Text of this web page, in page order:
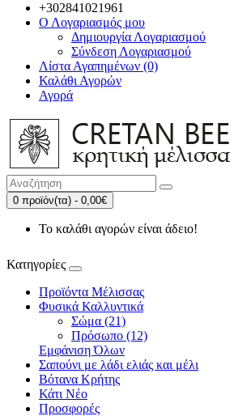
+302841021961
Ο Λογαριασμός μου
Δημιουργία Λογαριασμού
Σύνδεση Λογαριασμού
Λίστα Αγαπημένων (0)
Καλάθι Αγορών
Αγορά
0 προϊόν(τα) - 0,00€
Το καλάθι αγορών είναι άδειο!
Κατηγορίες
Προϊόντα Μέλισσας
Φυσικά Καλλυντικά
Σώμα (21)
Πρόσωπο (12)
Εμφάνιση Όλων
Σαπούνι με λάδι ελιάς και μέλι
Βότανα Κρήτης
Κάτι Νέο
Προσφορές